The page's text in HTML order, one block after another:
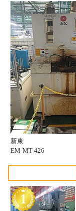
新東
EM-MT-426